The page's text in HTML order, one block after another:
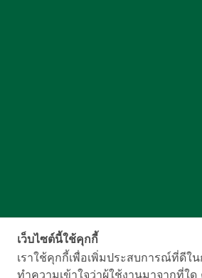
เว็บไซต์นี้ใช้คุกกี้
เราใช้คุกกี้เพื่อเพิ่มประสบการณ์ที่ดีใ
ทำความเข้าใจว่าผู้ใช้งานมาจากที่ใ